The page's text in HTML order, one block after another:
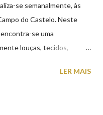
se semanalmente, às
do Castelo. Neste
se uma
louças, tecidos,
de funcionamento | Verão
LER MAIS